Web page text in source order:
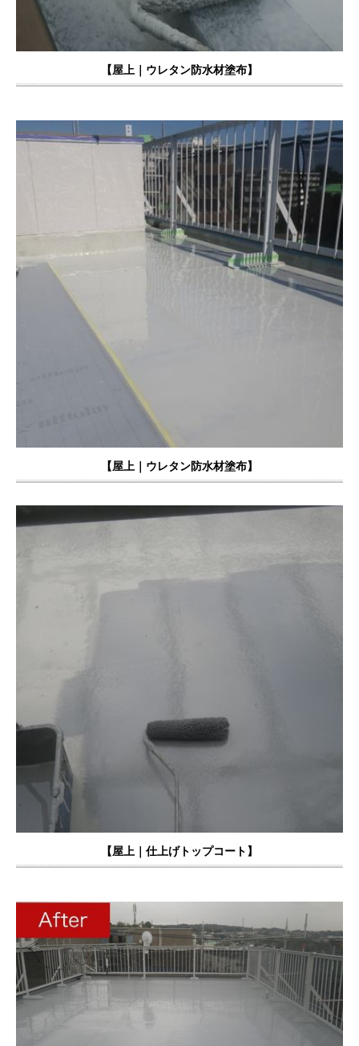
【屋上｜ ウレタン防水材塗布】
【屋上｜ ウレタン防水材塗布】
【屋上｜仕上げトップコート 】